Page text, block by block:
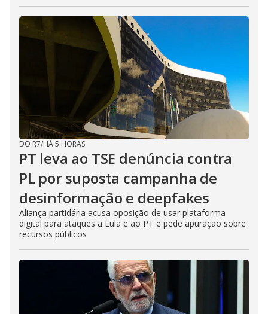
DO R7/HÁ 5 HORAS
PT leva ao TSE denúncia contra
PL por suposta campanha de
desinformação e deepfakes
Aliança partidária acusa oposição de usar plataforma
digital para ataques a Lula e ao PT e pede apuração sobre
recursos públicos